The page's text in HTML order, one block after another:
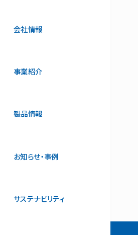
会社情報
事業紹介
製品情報
お知らせ・事例
サステナビリティ